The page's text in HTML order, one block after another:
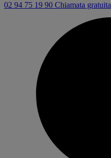
02 94 75 19 90 Chiamata gratuita